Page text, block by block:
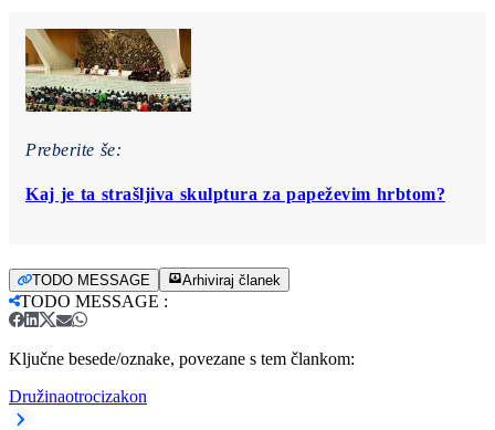
Preberite še:
Kaj je ta strašljiva skulptura za papeževim hrbtom?
TODO MESSAGE Arhiviraj članek
TODO MESSAGE :
Ključne besede/oznake, povezane s tem člankom:
Družinaotrocizakon